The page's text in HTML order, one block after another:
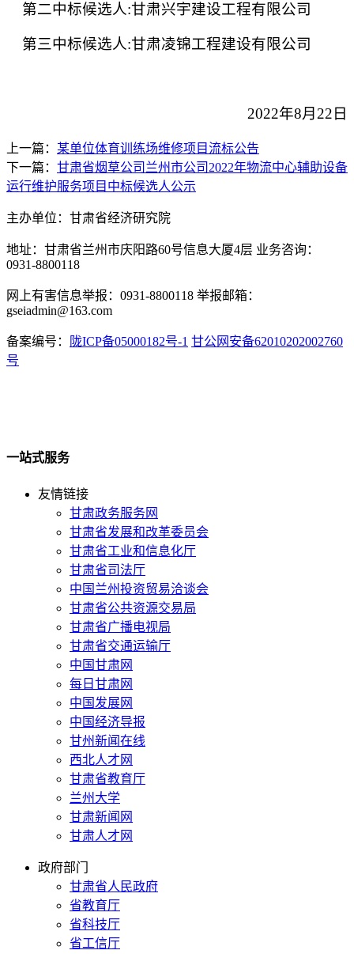
第二中标候选人:甘肃兴宇建设工程有限公司
第三中标候选人:甘肃凌锦工程建设有限公司
2022年8月22日
上一篇： 某单位体育训练场维修项目流标公告
下一篇： 甘肃省烟草公司兰州市公司2022年物流中心辅助设备
运行维护服务项目中标候选人公示
主办单位：甘肃省经济研究院
地址：甘肃省兰州市庆阳路60号信息大厦4层 业务咨询：
0931-8800118
网上有害信息举报：0931-8800118 举报邮箱：
gseiadmin@163.com
备案编号： 陇ICP备05000182号-1 甘公网安备62010202002760
号
一站式服务
友情链接
甘肃政务服务网
甘肃省发展和改革委员会
甘肃省工业和信息化厅
甘肃省司法厅
中国兰州投资贸易洽谈会
甘肃省公共资源交易局
甘肃省广播电视局
甘肃省交通运输厅
中国甘肃网
每日甘肃网
中国发展网
中国经济导报
甘州新闻在线
西北人才网
甘肃省教育厅
兰州大学
甘肃新闻网
甘肃人才网
政府部门
甘肃省人民政府
省教育厅
省科技厅
省工信厅